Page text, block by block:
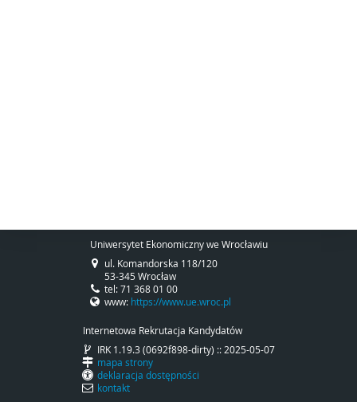
Uniwersytet Ekonomiczny we Wrocławiu
ul. Komandorska 118/120
53-345 Wrocław
tel: 71 368 01 00
www: https://www.ue.wroc.pl
Internetowa Rekrutacja Kandydatów
IRK 1.19.3 (0692f898-dirty) :: 2025-05-07
mapa strony
deklaracja dostępności
kontakt